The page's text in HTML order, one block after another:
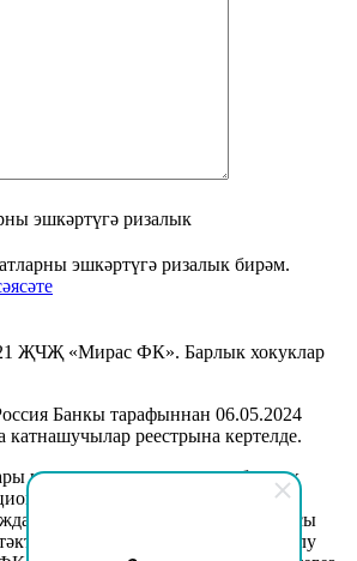
эшкәртүгә ризалык
эшкәртүгә ризалык бирәм.
ҖЧҖ «Мирас ФК». Барлык хокуклар
Банкы тарафыннан 06.05.2024
катнашучылар реестрына кертелде.
шартларына кагылышлы барлык
максатларда гына, һәм Рәсәй
кодексының 437 (2) статьясы
түгел. Күбрәк мәгълүмат алу